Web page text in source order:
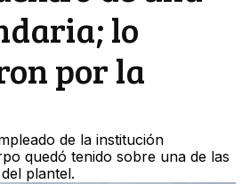
lo
por la
de la institución
quedó tenido sobre una de las
plantel.